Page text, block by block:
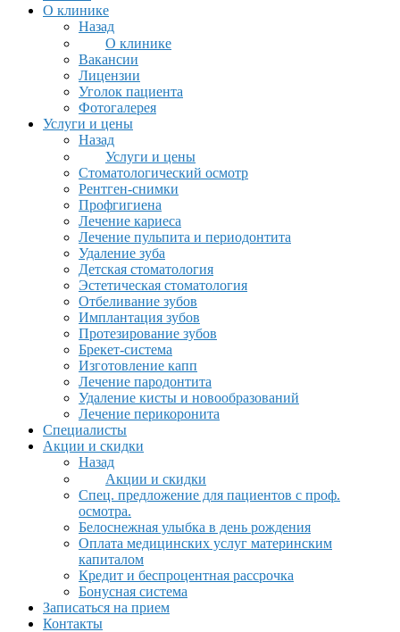
О клинике
Назад
О клинике
Вакансии
Лицензии
Уголок пациента
Фотогалерея
Услуги и цены
Назад
Услуги и цены
Стоматологический осмотр
Рентген-снимки
Профгигиена
Лечение кариеса
Лечение пульпита и периодонтита
Удаление зуба
Детская стоматология
Эстетическая стоматология
Отбеливание зубов
Имплантация зубов
Протезирование зубов
Брекет-система
Изготовление капп
Лечение пародонтита
Удаление кисты и новообразований
Лечение перикоронита
Специалисты
Акции и скидки
Назад
Акции и скидки
Спец. предложение для пациентов с проф.
осмотра.
Белоснежная улыбка в день рождения
Оплата медицинских услуг материнским
капиталом
Кредит и беспроцентная рассрочка
Бонусная система
Записаться на прием
Контакты